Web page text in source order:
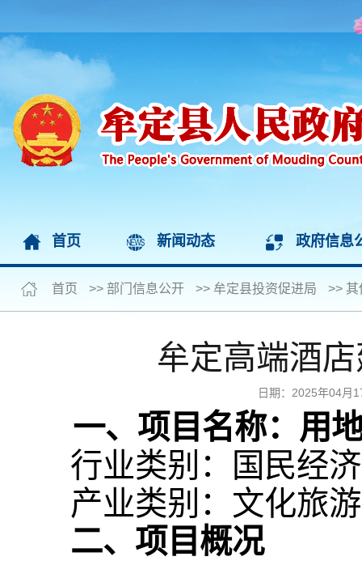
首页 新闻动态 政府信息
首页 >> 部门信息公开 >> 牟定县投资促进局 >> 其
牟定高端酒
日期：2025年04
一、项目名称：用
行业类别：国民经
产业类别：文化旅
二、项目概况